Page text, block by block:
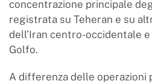
concentrazione principale
registrata su Teheran e su
dell’Iran centro-occidentale
Golfo.
A differenza delle operazioni